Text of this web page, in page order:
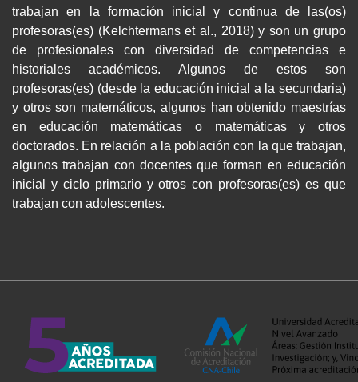
trabajan en la formación inicial y continua de las(os)
profesoras(es) (Kelchtermans et al., 2018) y son un grupo
de profesionales con diversidad de competencias e
historiales académicos. Algunos de estos son
profesoras(es) (desde la educación inicial a la secundaria)
y otros son matemáticos, algunos han obtenido maestrías
en educación matemáticas o matemáticas y otros
doctorados. En relación a la población con la que trabajan,
algunos trabajan con docentes que forman en educación
inicial y ciclo primario y otros con profesoras(es) es que
trabajan con adolescentes.